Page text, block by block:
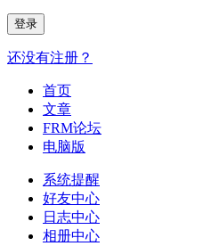
登录
还没有注册？
首页
文章
FRM论坛
电脑版
系统提醒
好友中心
日志中心
相册中心